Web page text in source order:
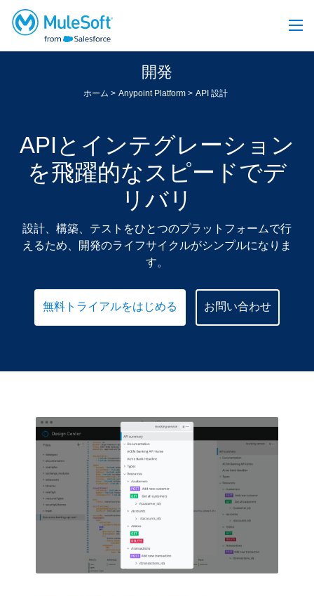
開発
ホーム Anypoint Platform API 設計
APIとインテグレーション
を飛躍的なスピードでデ
リバリ
設計、構築、テストをひとつのプラットフォームで行
えるため、開発のライフサイクルがシンプルになりま
す。
無料トライアルをはじめる お問い合わせ